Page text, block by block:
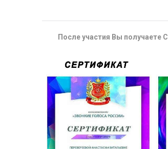
После участия Вы получаете